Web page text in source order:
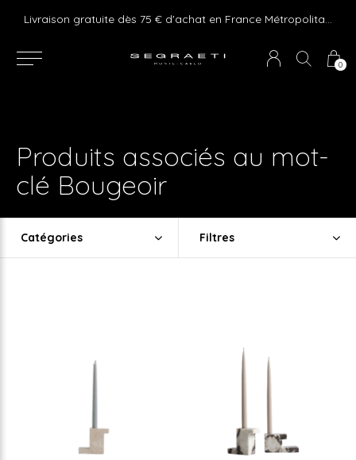
0
Livraison gratuite dès 75 € d'achat en France Métropolitaine et Monaco (hors mobilier)
Produits associés au mot-
clé Bougeoir
Catégories Filtres